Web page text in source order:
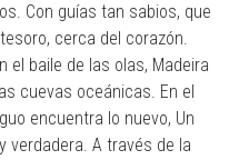
Con guías tan sabios, que
cerca del corazón.
el baile de las olas, Madeira
cuevas oceánicas. En el
encuentra lo nuevo, Un
verdadera. A través de la